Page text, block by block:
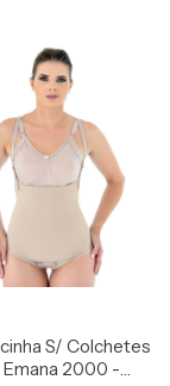
S/ Colchetes
2000 -